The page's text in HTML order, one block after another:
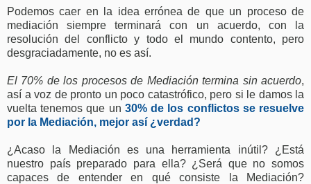
Podemos caer en la idea errónea de que un proceso de
mediación siempre terminará con un acuerdo, con la
resolución del conflicto y todo el mundo contento, pero
desgraciadamente, no es así.
El 70% de los procesos de Mediación termina sin acuerdo,
así a voz de pronto un poco catastrófico, pero si le damos la
vuelta tenemos que un 30% de los conflictos se resuelve
por la Mediación, mejor así ¿verdad?
¿Acaso la Mediación es una herramienta inútil? ¿Está
nuestro país preparado para ella? ¿Será que no somos
capaces de entender en qué consiste la Mediación?